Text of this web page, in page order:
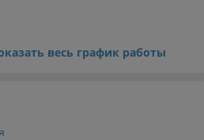
весь график работы